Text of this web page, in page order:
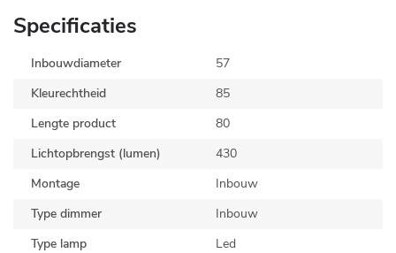
Specificaties
Inbouwdiameter
57
Kleurechtheid
85
Lengte product
80
Lichtopbrengst (lumen)
430
Montage
Inbouw
Type dimmer
Inbouw
Type lamp
Led